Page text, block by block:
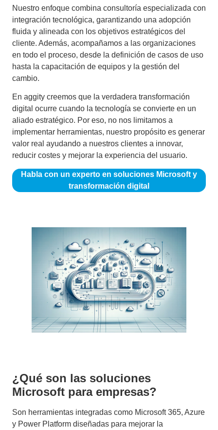
Nuestro enfoque combina consultoría especializada con
integración tecnológica, garantizando una adopción
fluida y alineada con los objetivos estratégicos del
cliente. Además, acompañamos a las organizaciones
en todo el proceso, desde la definición de casos de uso
hasta la capacitación de equipos y la gestión del
cambio.
En aggity creemos que la verdadera transformación
digital ocurre cuando la tecnología se convierte en un
aliado estratégico. Por eso, no nos limitamos a
implementar herramientas, nuestro propósito es generar
valor real ayudando a nuestros clientes a innovar,
reducir costes y mejorar la experiencia del usuario.
Habla con un experto en soluciones Microsoft y
transformación digital
¿Qué son las soluciones
Microsoft para empresas?
Son herramientas integradas como Microsoft 365, Azure
y Power Platform diseñadas para mejorar la